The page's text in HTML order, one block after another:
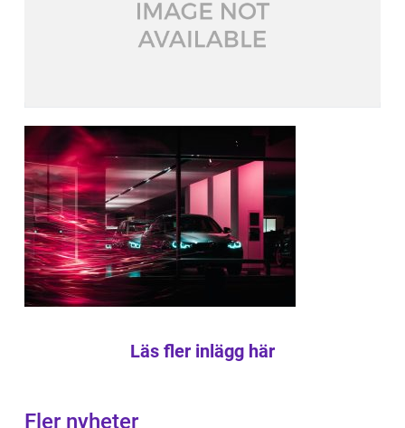
Läs fler inlägg här
Fler nyheter